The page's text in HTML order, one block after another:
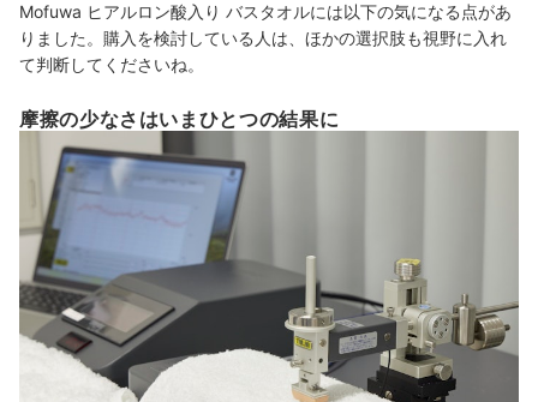
Mofuwa ヒアルロン酸入り バスタオルには以下の気になる点があ
りました。購入を検討している人は、ほかの選択肢も視野に入れ
て判断してくださいね。
摩擦の少なさはいまひとつの結果に